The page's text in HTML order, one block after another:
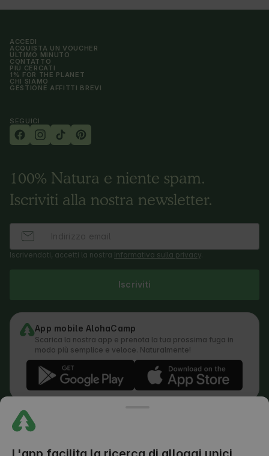
ACCEDI
ACQUISTA UN VOUCHER
ULTIMO MINUTO
CONTATTO
PIÙ CERCATI
1% FOR THE PLANET
CHI SIAMO
GESTIONE AFFITTI BREVI
SEGUICI
100% Natura e niente spam.
Iscriviti alla nostra newsletter.
Iscrivendoti, accetti la nostra Informativa sulla privacy
Iscriviti
App mobile AlohaCamp
Scarica la nostra app e prenota la tua prossima fuga in
modo più semplice e veloce. Naturalmente!
Informativa sui cookie